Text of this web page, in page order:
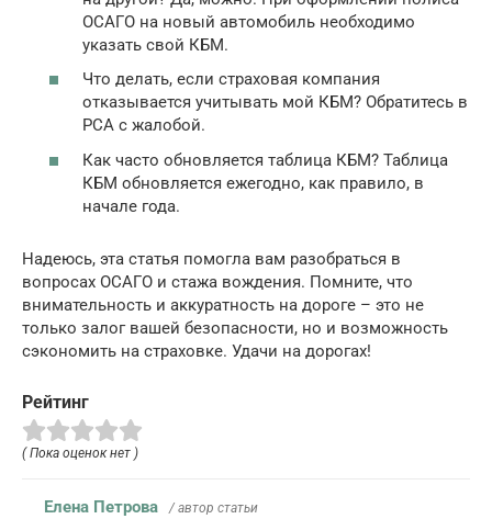
ОСАГО на новый автомобиль необходимо
указать свой КБМ.
Что делать, если страховая компания
отказывается учитывать мой КБМ? Обратитесь в
РСА с жалобой.
Как часто обновляется таблица КБМ? Таблица
КБМ обновляется ежегодно, как правило, в
начале года.
Надеюсь, эта статья помогла вам разобраться в
вопросах ОСАГО и стажа вождения. Помните, что
внимательность и аккуратность на дороге – это не
только залог вашей безопасности, но и возможность
сэкономить на страховке. Удачи на дорогах!
Рейтинг
( Пока оценок нет )
Елена Петрова / автор статьи